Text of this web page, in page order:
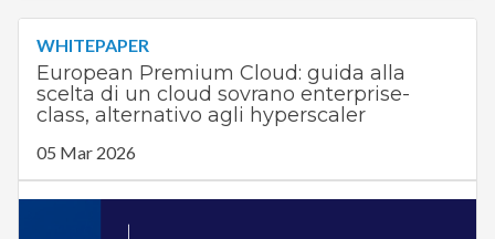
WHITEPAPER
European Premium Cloud: guida alla
scelta di un cloud sovrano enterprise-
class, alternativo agli hyperscaler
05 Mar 2026